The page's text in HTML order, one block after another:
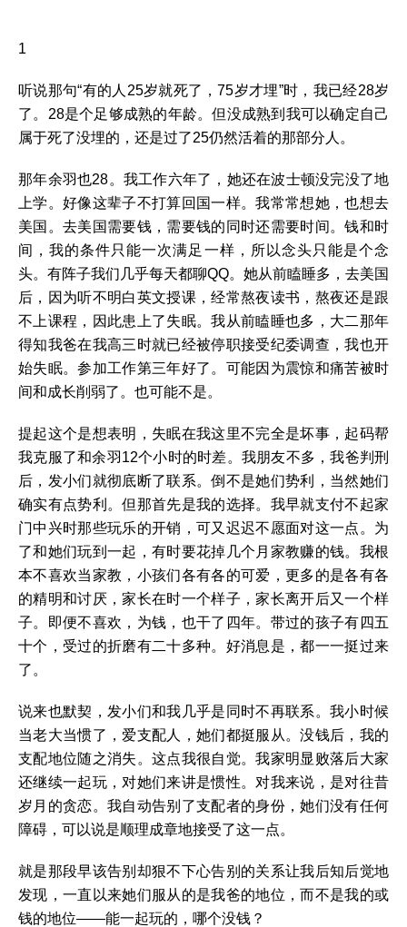
1
听说那句“有的人25岁就死了，75岁才埋”时，我已经28岁
了。28是个足够成熟的年龄。但没成熟到我可以确定自己
属于死了没埋的，还是过了25仍然活着的那部分人。
那年余羽也28。我工作六年了，她还在波士顿没完没了地
上学。好像这辈子不打算回国一样。我常常想她，也想去
美国。去美国需要钱，需要钱的同时还需要时间。钱和时
间，我的条件只能一次满足一样，所以念头只能是个念
头。有阵子我们几乎每天都聊QQ。她从前瞌睡多，去美国
后，因为听不明白英文授课，经常熬夜读书，熬夜还是跟
不上课程，因此患上了失眠。我从前瞌睡也多，大二那年
得知我爸在我高三时就已经被停职接受纪委调查，我也开
始失眠。参加工作第三年好了。可能因为震惊和痛苦被时
间和成长削弱了。也可能不是。
提起这个是想表明，失眠在我这里不完全是坏事，起码帮
我克服了和余羽12个小时的时差。我朋友不多，我爸判刑
后，发小们就彻底断了联系。倒不是她们势利，当然她们
确实有点势利。但那首先是我的选择。我早就支付不起家
门中兴时那些玩乐的开销，可又迟迟不愿面对这一点。为
了和她们玩到一起，有时要花掉几个月家教赚的钱。我根
本不喜欢当家教，小孩们各有各的可爱，更多的是各有各
的精明和讨厌，家长在时一个样子，家长离开后又一个样
子。即便不喜欢，为钱，也干了四年。带过的孩子有四五
十个，受过的折磨有二十多种。好消息是，都一一挺过来
了。
说来也默契，发小们和我几乎是同时不再联系。我小时候
当老大当惯了，爱支配人，她们都挺服从。没钱后，我的
支配地位随之消失。这点我很自觉。我家明显败落后大家
还继续一起玩，对她们来讲是惯性。对我来说，是对往昔
岁月的贪恋。我自动告别了支配者的身份，她们没有任何
障碍，可以说是顺理成章地接受了这一点。
就是那段早该告别却狠不下心告别的关系让我后知后觉地
发现，一直以来她们服从的是我爸的地位，而不是我的或
钱的地位——能一起玩的，哪个没钱？